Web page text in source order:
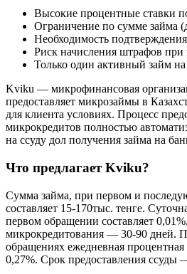
Высокие процентные ставки
Ограничение по сумме займа
Необходимость
Риск начисления штрафов при
Только один активный займ на
Kviku — микрофинансовая
предоставляет микрозаймы в
для клиента условиях. Процесс
микрокредитов полностью
на ссуду дол получения займа на
Что предлагает Kviku?
Сумма займа, при первом и
составляет 15-170тыс. тенге.
первом обращении составляет
микрокредитования — 30-90 дней.
обращениях ежедневная процентная
0,27%. Срок предоставления ссуды